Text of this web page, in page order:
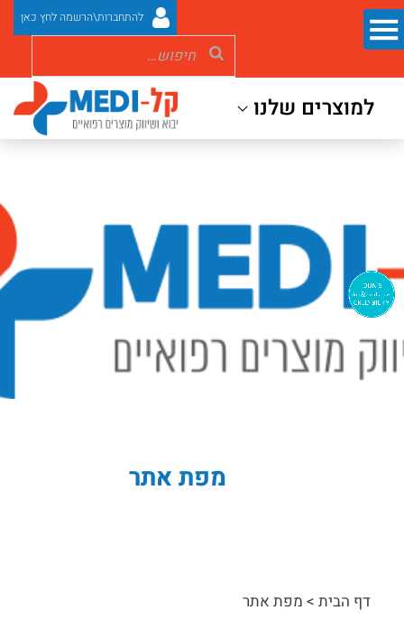
להתחברות\הרשמה לחץ כאן
למוצרים שלנו
מפת אתר
דף הבית > מפת אתר